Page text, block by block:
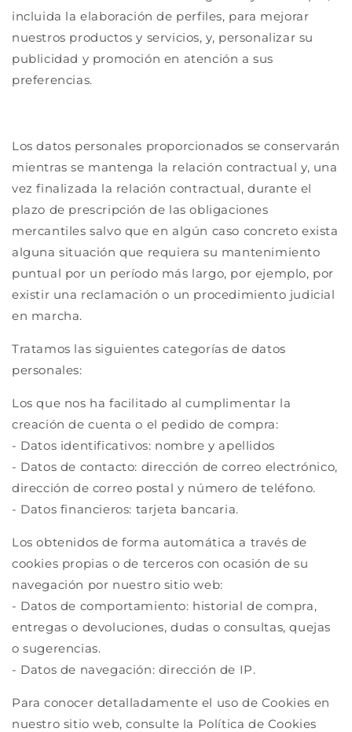
incluida la elaboración de perfiles, para mejorar
nuestros productos y servicios, y, personalizar su
publicidad y promoción en atención a sus
preferencias.
Los datos personales proporcionados se conservarán
mientras se mantenga la relación contractual y, una
vez finalizada la relación contractual, durante el
plazo de prescripción de las obligaciones
mercantiles salvo que en algún caso concreto exista
alguna situación que requiera su mantenimiento
puntual por un período más largo, por ejemplo, por
existir una reclamación o un procedimiento judicial
en marcha.
Tratamos las siguientes categorías de datos
personales:
Los que nos ha facilitado al cumplimentar la
creación de cuenta o el pedido de compra:
- Datos identificativos: nombre y apellidos
- Datos de contacto: dirección de correo electrónico,
dirección de correo postal y número de teléfono.
- Datos financieros: tarjeta bancaria.
Los obtenidos de forma automática a través de
cookies propias o de terceros con ocasión de su
navegación por nuestro sitio web:
- Datos de comportamiento: historial de compra,
entregas o devoluciones, dudas o consultas, quejas
o sugerencias.
- Datos de navegación: dirección de IP.
Para conocer detalladamente el uso de Cookies en
nuestro sitio web, consulte la Política de Cookies